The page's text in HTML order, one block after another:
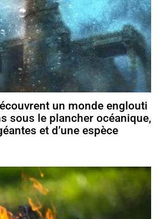
un monde englouti
sous le plancher océanique,
et d’une espèce